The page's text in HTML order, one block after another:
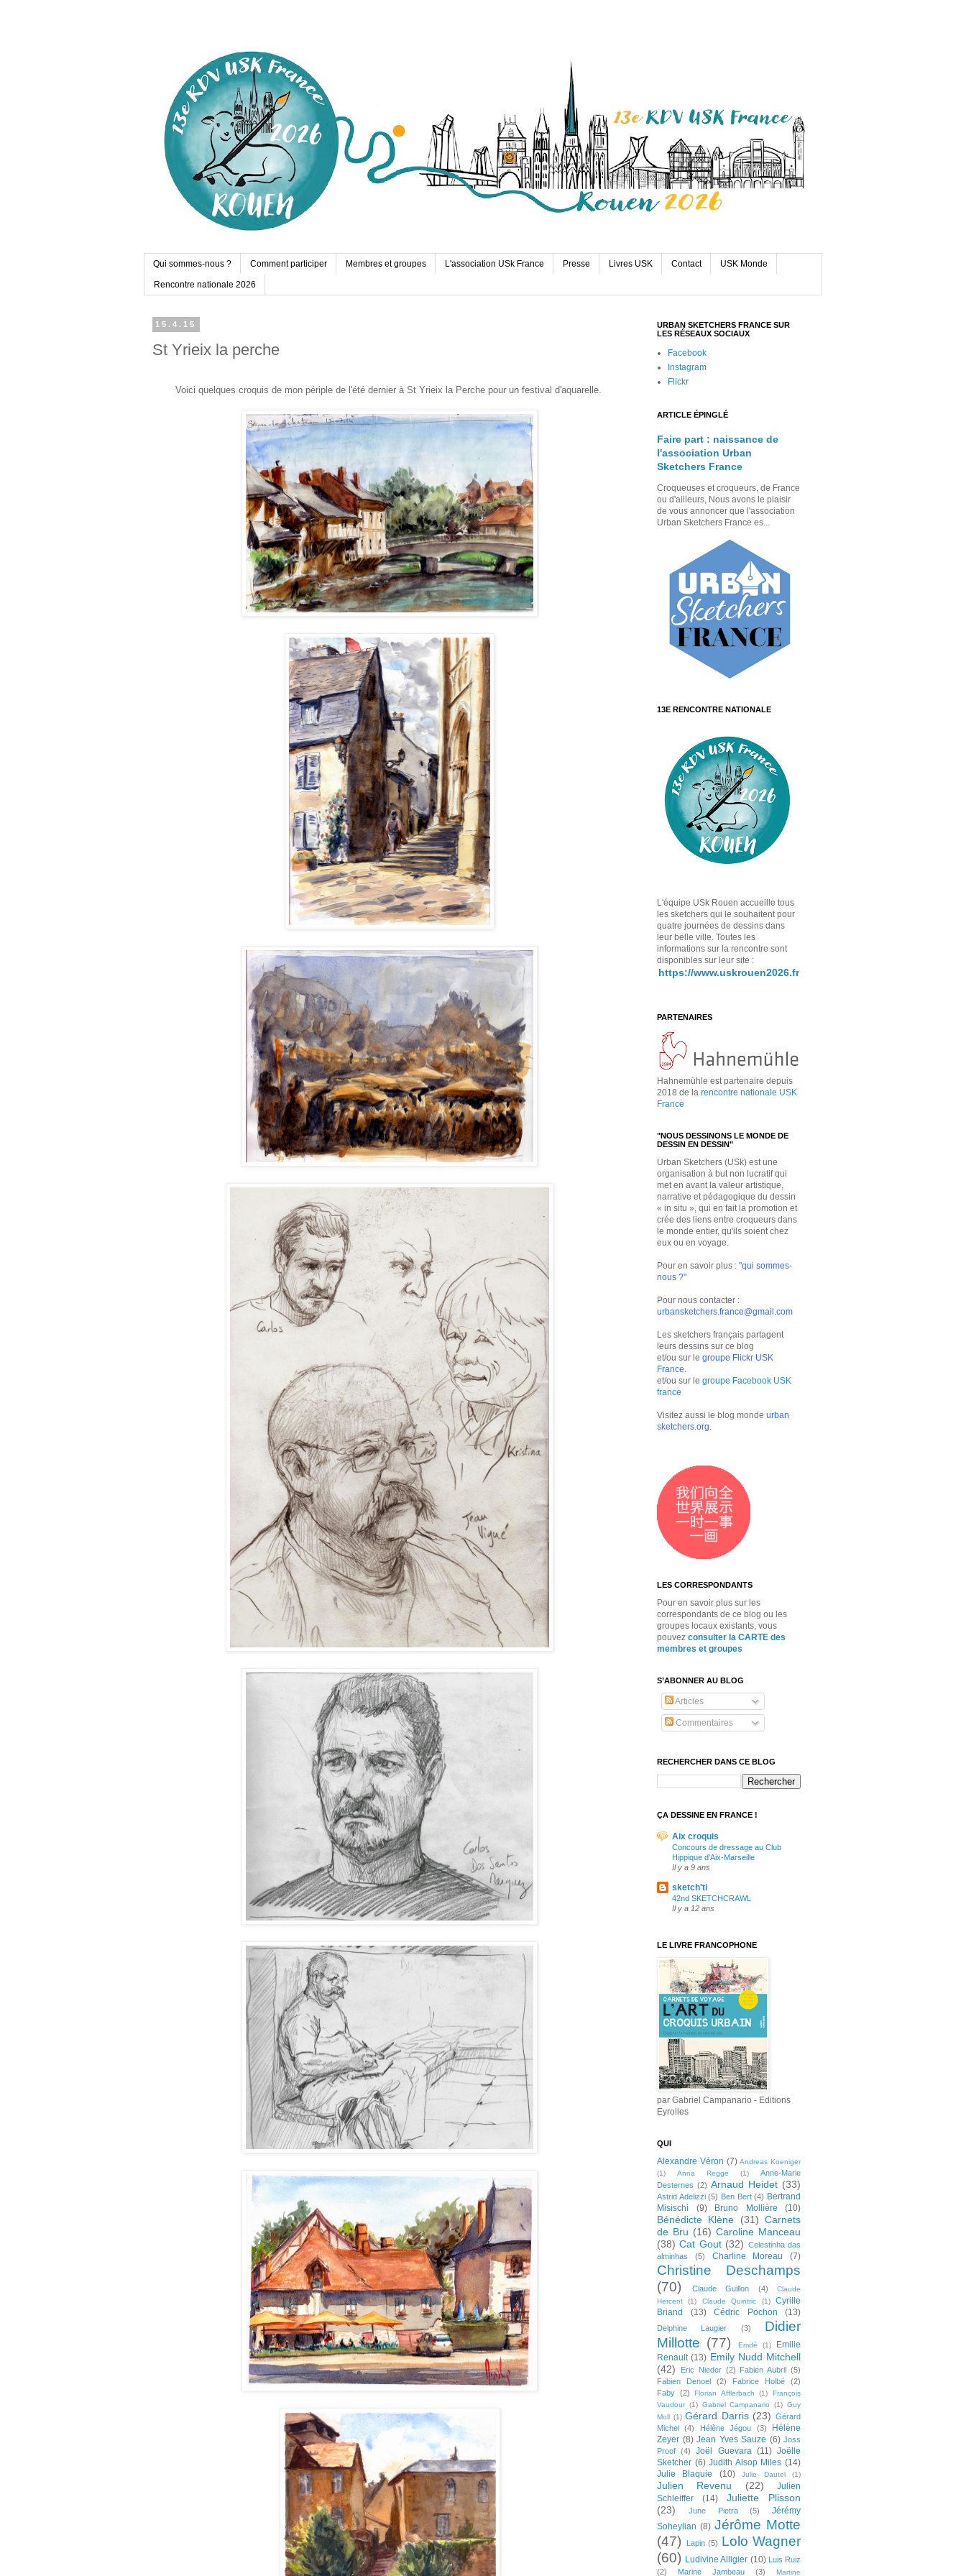
Qui sommes-nous ? Comment participer Membres et groupes L'association USk France Presse Livres USK Contact USK Monde
Rencontre nationale 2026
15.4.15
St Yrieix la perche
Voici quelques croquis de mon périple de l'été dernier à St Yrieix la Perche pour un festival d'aquarelle.
URBAN SKETCHERS FRANCE SUR
LES RÉSEAUX SOCIAUX
Facebook
Instagram
Flickr
ARTICLE ÉPINGLÉ
Faire part : naissance de
l'association Urban
Sketchers France
Croqueuses et croqueurs, de France
ou d'ailleurs, Nous avons le plaisir
de vous annoncer que l'association
Urban Sketchers France es...
13E RENCONTRE NATIONALE
L'équipe USk Rouen accueille tous
les sketchers qui le souhaitent pour
quatre journées de dessins dans
leur belle ville. Toutes les
informations sur la rencontre sont
disponibles sur leur site :
https://www.uskrouen2026.fr
PARTENAIRES
Hahnemühle est partenaire depuis
2018 de la rencontre nationale USK
France
"NOUS DESSINONS LE MONDE DE
DESSIN EN DESSIN"
Urban Sketchers (USk) est une
organisation à but non lucratif qui
met en avant la valeur artistique,
narrative et pédagogique du dessin
« in situ », qui en fait la promotion et
crée des liens entre croqueurs dans
le monde entier, qu'ils soient chez
eux ou en voyage.
Pour en savoir plus : "qui sommes-
nous ?"
Pour nous contacter :
urbansketchers.france@gmail.com
Les sketchers français partagent
leurs dessins sur ce blog
et/ou sur le groupe Flickr USK
France
et/ou sur le groupe Facebook USK
france
Visitez aussi le blog monde urban
sketchers.org
LES CORRESPONDANTS
Pour en savoir plus sur les
correspondants de ce blog ou les
groupes locaux existants, vous
pouvez consulter la CARTE des
membres et groupes
S’ABONNER AU BLOG
Articles
Commentaires
RECHERCHER DANS CE BLOG
ÇA DESSINE EN FRANCE !
Aix croquis
Concours de dressage au Club
Hippique d'Aix-Marseille
Il y a 9 ans
sketch'ti
42nd SKETCHCRAWL
Il y a 12 ans
LE LIVRE FRANCOPHONE
par Gabriel Campanario - Editions
Eyrolles
QUI
Alexandre Véron (7) Andreas Koeniger
(1)
Anna Regge (1)
Anne-Marie
Desternes (2) Arnaud Heidet (33)
Astrid Adelizzi (5) Ben Bert (4) Bertrand
Misischi
(9) Bruno Mollière (10)
Bénédicte Klène (31) Carnets
de Bru (16) Caroline Manceau
(38) Cat Gout (32) Celestinha das
alminhas
(5) Charline Moreau (7)
Christine Deschamps
(70)
Claude Guillon (4)
Claude
Hercent
(1) Claude Quintric (1)
Cyrille
Briand
(13) Cédric Pochon (13)
Delphine Laugier (3)
Didier
Millotte (77) Emdé (1)
Emilie
Renault (13) Emily Nudd Mitchell
(42)
Eric Nieder (2) Fabien Aubril (5)
Fabien Denoel
(2) Fabrice Holbé
(2)
Faby (2) Florian Afflerbach (1)
François
Vaudour (1) Gabriel Campanario (1) Guy
Moll (1) Gérard Darris (23) Gérard
Michel
(4) Hélène Jégou (3)
Hélène
Zeyer (8) Jean Yves Sauze (6) Joss
Proof
(4) Joël Guevara (11) Joëlle
Sketcher (6) Judith Alsop Miles (14)
Julie Blaquie
(10) Julie Dautel (1)
Julien Revenu (22)
Julien
Schleiffer
(14)
Juliette Plisson
(23)
June Pietra (5)
Jérémy
Soheylian (8) Jérôme Motte
(47)
Lapin (5) Lolo Wagner
(60) Ludivine Alligier (10) Luis Ruiz
(2)
Marine Jambeau (3) Martine